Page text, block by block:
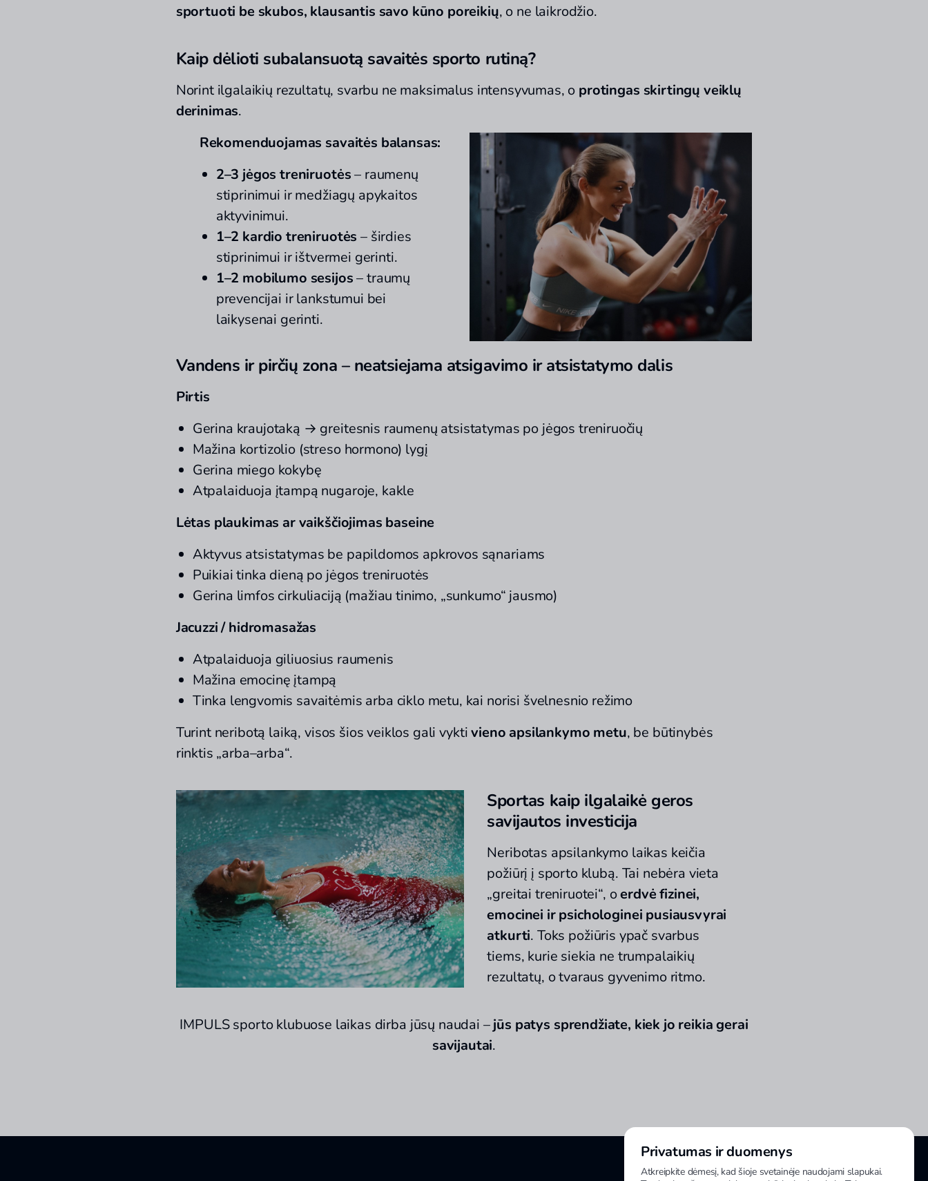
sportuoti be skubos, klausantis savo kūno poreikių, o ne laikrodžio.
Kaip dėlioti subalansuotą savaitės sporto rutiną?
Norint ilgalaikių rezultatų, svarbu ne maksimalus intensyvumas, o protingas skirtingų veiklų
derinimas.
Rekomenduojamas savaitės balansas:
2–3 jėgos treniruotės– raumenų
stiprinimui ir medžiagų apykaitos
aktyvinimui.
1–2 kardio treniruotės – širdies
stiprinimui ir ištvermei gerinti.
1–2 mobilumo sesijos– traumų
prevencijai ir lankstumui bei
laikysenai gerinti.
Vandens ir pirčių zona – neatsiejama atsigavimo ir atsistatymo dalis
Pirtis
Gerina kraujotaką → greitesnis raumenų atsistatymas po jėgos treniruočių
Mažina kortizolio (streso hormono) lygį
Gerina miego kokybę
Atpalaiduoja įtampą nugaroje, kakle
Lėtas plaukimas ar vaikščiojimas baseine
Aktyvus atsistatymas be papildomos apkrovos sąnariams
Puikiai tinka dieną po jėgos treniruotės
Gerina limfos cirkuliaciją (mažiau tinimo, „sunkumo“ jausmo)
Jacuzzi / hidromasažas
Atpalaiduoja giliuosius raumenis
Mažina emocinę įtampą
Tinka lengvomis savaitėmis arba ciklo metu, kai norisi švelnesnio režimo
Turint neribotą laiką, visos šios veiklos gali vyktivieno apsilankymo metu, be būtinybės
rinktis „arba–arba“.
Sportas kaip ilgalaikė geros
savijautos investicija
Neribotas apsilankymo laikas keičia
požiūrį į sporto klubą. Tai nebėra vieta
„greitai treniruotei“, oerdvė fizinei,
emocinei ir psichologinei pusiausvyrai
atkurti. Toks požiūris ypač svarbus
tiems, kurie siekia ne trumpalaikių
rezultatų, o tvaraus gyvenimo ritmo.
IMPULS sporto klubuose laikas dirba jūsų naudai –jūs patys sprendžiate, kiek jo reikia gerai
savijautai.
Privatumas ir duomenys
Atkreipkite dėmesį, kad šioje svetainėje naudojami slapukai.